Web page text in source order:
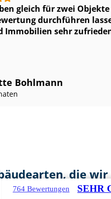
gleich für zwei
durchführen
Immobilien sehr
Bohlmann
die wir
bewerten
764 Bewertungen SEHR